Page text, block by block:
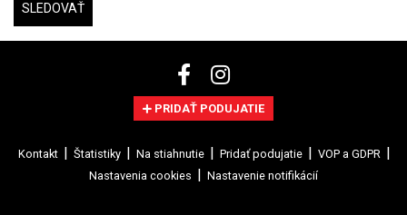
SLEDOVAŤ
PRIDAŤ PODUJATIE
Kontakt Štatistiky Na stiahnutie Pridať podujatie
VOP a GDPR
Nastavenia cookies
Nastavenie notifikácií